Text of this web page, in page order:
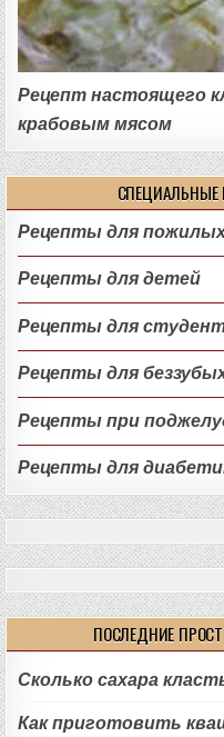
Рецепт настоящего
крабовым мясом
СПЕЦИАЛЬНЫЕ
Рецепты для
Рецепты для детей
Рецепты для
Рецепты для
Рецепты при
Рецепты для
ПОСЛЕДНИЕ
Сколько сахара
Как приготовить